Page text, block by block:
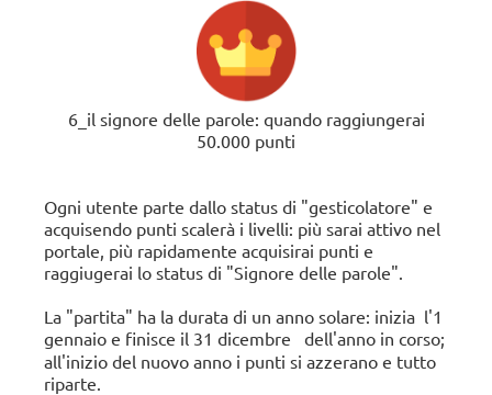
6_il signore delle parole: quando raggiungerai
50.000 punti
Ogni utente parte dallo status di "gesticolatore" e
acquisendo punti scalerà i livelli: più sarai attivo nel
portale, più rapidamente acquisirai punti e
raggiugerai lo status di "Signore delle parole".
La "partita" ha la durata di un anno solare: inizia l'1
gennaio e finisce il 31 dicembre
dell'anno in corso;
all'inizio del nuovo anno i punti si azzerano e tutto
riparte.